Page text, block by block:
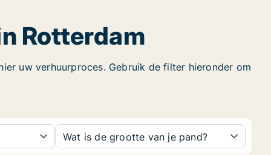
Rotterdam
uw verhuurproces. Gebruik de filter hieronder om
Wat is de grootte van je pand?